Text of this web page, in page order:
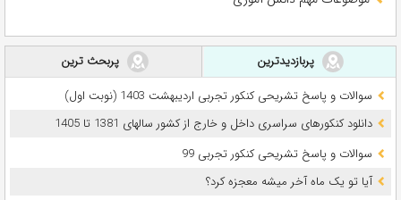
پربازدیدترین
پربحث ترین
سوالات و پاسخ تشریحی کنکور تجربی اردیبهشت 1403 (نوبت اول)
دانلود کنکورهای سراسری داخل و خارج از کشور سالهای 1381 تا 1405
سوالات و پاسخ تشریحی کنکور تجربی 99
آیا تو یک ماه آخر میشه معجزه کرد؟